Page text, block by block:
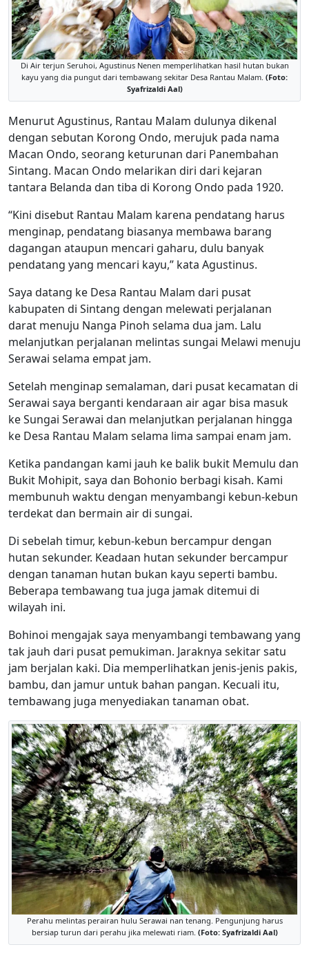
Di Air terjun Seruhoi, Agustinus Nenen memperlihatkan hasil hutan bukan
kayu yang dia pungut dari tembawang sekitar Desa Rantau Malam. (Foto:
Syafrizaldi Aal)
Menurut Agustinus, Rantau Malam dulunya dikenal
dengan sebutan Korong Ondo, merujuk pada nama
Macan Ondo, seorang keturunan dari Panembahan
Sintang. Macan Ondo melarikan diri dari kejaran
tantara Belanda dan tiba di Korong Ondo pada 1920.
“Kini disebut Rantau Malam karena pendatang harus
menginap, pendatang biasanya membawa barang
dagangan ataupun mencari gaharu, dulu banyak
pendatang yang mencari kayu,” kata Agustinus.
Saya datang ke Desa Rantau Malam dari pusat
kabupaten di Sintang dengan melewati perjalanan
darat menuju Nanga Pinoh selama dua jam. Lalu
melanjutkan perjalanan melintas sungai Melawi menuju
Serawai selama empat jam.
Setelah menginap semalaman, dari pusat kecamatan di
Serawai saya berganti kendaraan air agar bisa masuk
ke Sungai Serawai dan melanjutkan perjalanan hingga
ke Desa Rantau Malam selama lima sampai enam jam.
Ketika pandangan kami jauh ke balik bukit Memulu dan
Bukit Mohipit, saya dan Bohonio berbagi kisah. Kami
membunuh waktu dengan menyambangi kebun-kebun
terdekat dan bermain air di sungai.
Di sebelah timur, kebun-kebun bercampur dengan
hutan sekunder. Keadaan hutan sekunder bercampur
dengan tanaman hutan bukan kayu seperti bambu.
Beberapa tembawang tua juga jamak ditemui di
wilayah ini.
Bohinoi mengajak saya menyambangi tembawang yang
tak jauh dari pusat pemukiman. Jaraknya sekitar satu
jam berjalan kaki. Dia memperlihatkan jenis-jenis pakis,
bambu, dan jamur untuk bahan pangan. Kecuali itu,
tembawang juga menyediakan tanaman obat.
Perahu melintas perairan hulu Serawai nan tenang. Pengunjung harus
bersiap turun dari perahu jika melewati riam. (Foto: Syafrizaldi Aal)